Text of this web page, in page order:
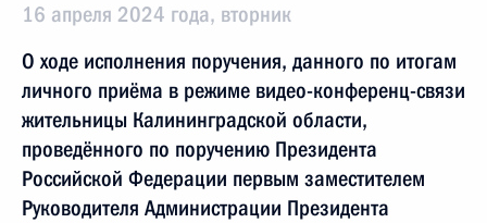
16 апреля 2024 года, вторник
О ходе исполнения поручения, данного по итогам
личного приёма в режиме видео-конференц-связи
жительницы Калининградской области,
проведённого по поручению Президента
Российской Федерации первым заместителем
Руководителя Администрации Президента